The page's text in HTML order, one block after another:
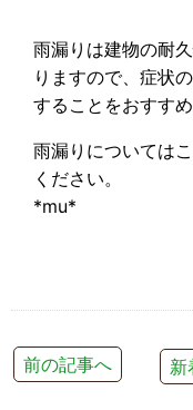
雨漏りは建物の耐
りますので、症状
することをおすすめ
雨漏りについては
ください。
*mu*
前の記事へ 新